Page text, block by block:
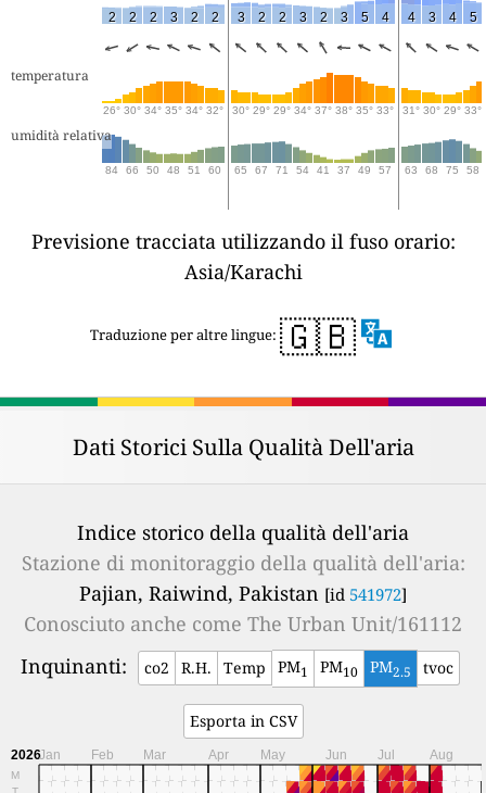
2 2 2 3 2 2 3 2 2 3 2 3 5 4 4 3 4 5
temperatura
26° 30° 34° 35° 34° 32° 30° 29° 29° 34° 37° 38° 35° 33° 31° 30° 29° 33°
umidità relativa
84 66 50 48 51 60 65 67 71 54 41 37 49 57 63 68 75 58
Previsione tracciata utilizzando il fuso orario:
Asia/Karachi
Traduzione per altre lingue: 🇬🇧
Dati Storici Sulla Qualità Dell'aria
Indice storico della qualità dell'aria
Stazione di monitoraggio della qualità dell'aria:
Pajian, Raiwind, Pakistan [id 541972]
Conosciuto anche come The Urban Unit/161112
Inquinanti:
co2 R.H. Temp PM1 PM10 PM2.5 tvoc
Esporta in CSV
2026
M
T
Jan Feb Mar Apr May Jun Jul Aug